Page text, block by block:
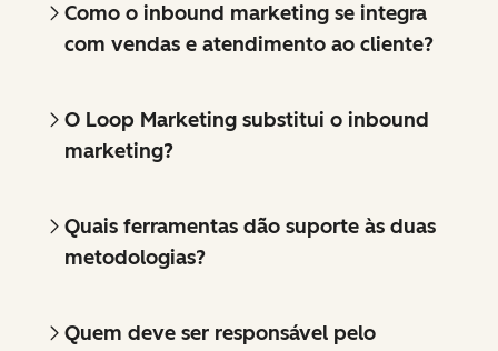
Como o inbound marketing se integra
com vendas e atendimento ao cliente?
O Loop Marketing substitui o inbound
marketing?
Quais ferramentas dão suporte às duas
metodologias?
Quem deve ser responsável pelo